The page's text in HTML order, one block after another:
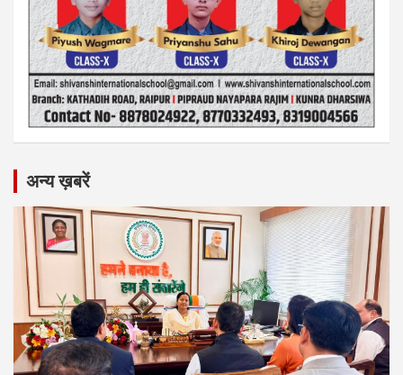
अन्य ख़बरें